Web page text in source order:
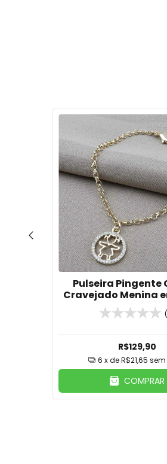
Pulseira Pingente
Cravejado Menina
de Ouro 18k
R$129,90
6 x deR$21,65 sem
COMPRAR